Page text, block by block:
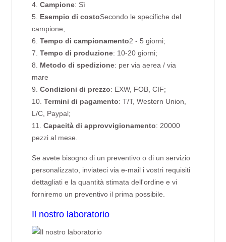
4.Campione: Sì
5. Esempio di costoSecondo le specifiche del
campione;
6.Tempo di campionamento2 - 5 giorni;
7.Tempo di produzione: 10-20 giorni;
8. Metodo di spedizione: per via aerea / via
mare
9.Condizioni di prezzo: EXW, FOB, CIF;
10.Termini di pagamento: T/T, Western Union,
L/C, Paypal;
11.Capacità di approvvigionamento: 20000
pezzi al mese.
Se avete bisogno di un preventivo o di un servizio
personalizzato, inviateci via e-mail i vostri requisiti
dettagliati e la quantità stimata dell'ordine e vi
forniremo un preventivo il prima possibile.
Il nostro laboratorio